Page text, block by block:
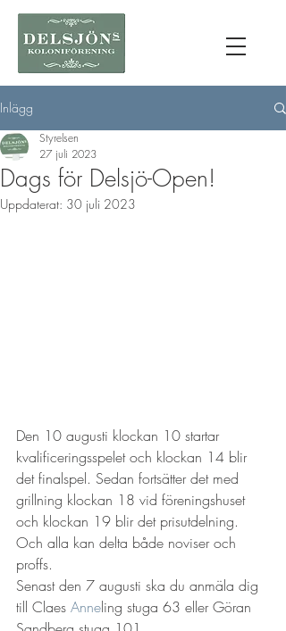
Inlägg
Dags för Delsjö-Open!
Styrelsen
27 juli 2023
Uppdaterat: 30 juli 2023
Den 10 augusti klockan 10 startar
kvalificeringsspelet och klockan 14 blir
det finalspel. Sedan fortsätter det med
grillning klockan 18 vid föreningshuset
och klockan 19 blir det prisutdelning.
Och alla kan delta både noviser och
proffs.
Senast den 7 augusti ska du anmäla dig
till Claes Anneling stuga 63 eller Göran